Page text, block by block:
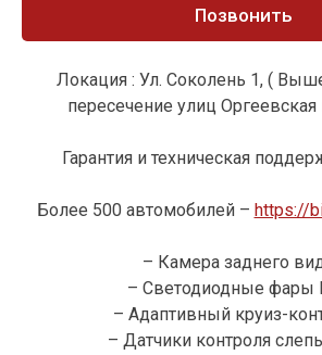
Позвонить
Локация : Ул. Соколень 1, (
пересечение улиц
Гарантия и техническая
Более 500 автомобилей – https://
– Камера заднего
– Светодиодные фары
– Адаптивный круиз-
– Датчики контроля